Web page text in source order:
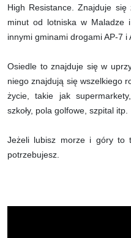
High Resistance. Znajduje
minut od lotniska w Maladze
innymi gminami drogami AP-7 i
Osiedle to znajduje się w
niego znajdują się wszelkiego
życie, takie jak
szkoły, pola golfowe, szpital itp.
Jeżeli lubisz morze i góry to
potrzebujesz.